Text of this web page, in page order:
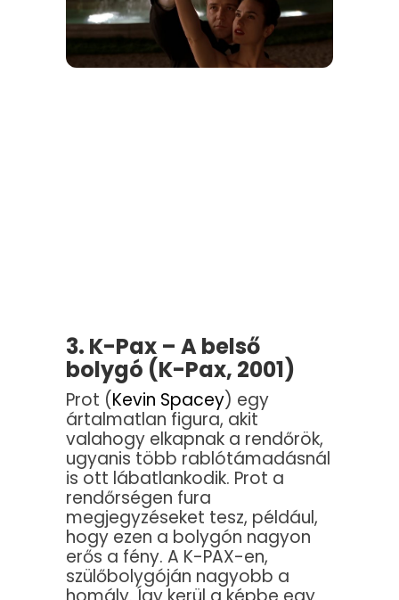
3. K-Pax – A belső
bolygó (K-Pax, 2001)
Prot (Kevin Spacey) egy
ártalmatlan figura, akit
valahogy elkapnak a rendőrök,
ugyanis több rablótámadásnál
is ott lábatlankodik. Prot a
rendőrségen fura
megjegyzéseket tesz, például,
hogy ezen a bolygón nagyon
erős a fény. A K-PAX-en,
szülőbolygóján nagyobb a